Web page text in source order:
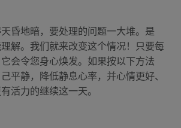
昏地暗，要处理的问题一大堆。是
解。我们就来改变这个情况！只要每
会令您身心焕发。如果按以下方法
平静，降低静息心率，并心情更好、
活力的继续这一天。